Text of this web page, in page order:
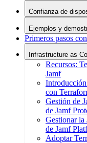
Confianza de
Ejemplos y
Primeros pasos
Infrastructure as
Recursos:
Jamf
con
Gestión de
de Jamf
Gestionar
de Jamf
Adoptar